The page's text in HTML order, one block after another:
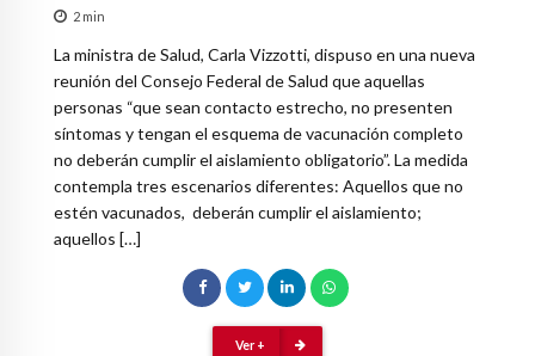
2 min
La ministra de Salud, Carla Vizzotti, dispuso en una nueva
reunión del Consejo Federal de Salud que aquellas
personas “que sean contacto estrecho, no presenten
síntomas y tengan el esquema de vacunación completo
no deberán cumplir el aislamiento obligatorio”. La medida
contempla tres escenarios diferentes: Aquellos que no
estén vacunados, deberán cumplir el aislamiento;
aquellos […]
Ver +